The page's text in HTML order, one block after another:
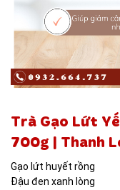
Trà Gạo Lứt
700g | Thanh
Gạo lứt huyết rồng
Đậu đen xanh lòng